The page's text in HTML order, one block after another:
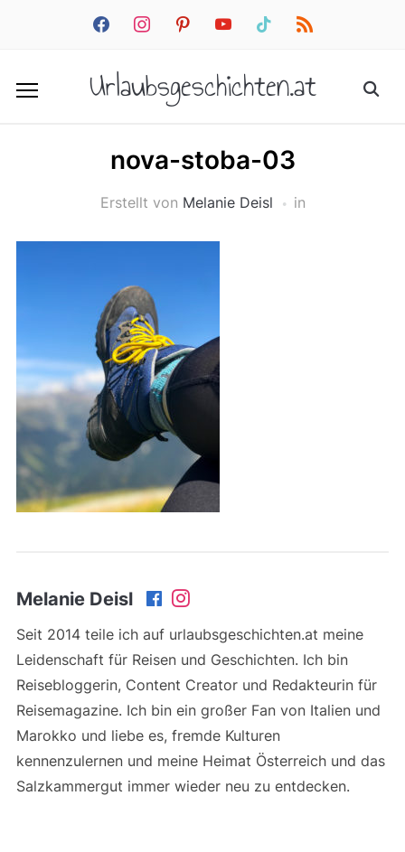
facebookinstagrampinterestyoutube tiktok rss
Urlaubsgeschichten.at
nova-stoba-03
Erstellt von Melanie Deisl in
Melanie Deisl
Seit 2014 teile ich auf urlaubsgeschichten.at meine
Leidenschaft für Reisen und Geschichten. Ich bin
Reisebloggerin, Content Creator und Redakteurin für
Reisemagazine. Ich bin ein großer Fan von Italien und
Marokko und liebe es, fremde Kulturen
kennenzulernen und meine Heimat Österreich und das
Salzkammergut immer wieder neu zu entdecken.